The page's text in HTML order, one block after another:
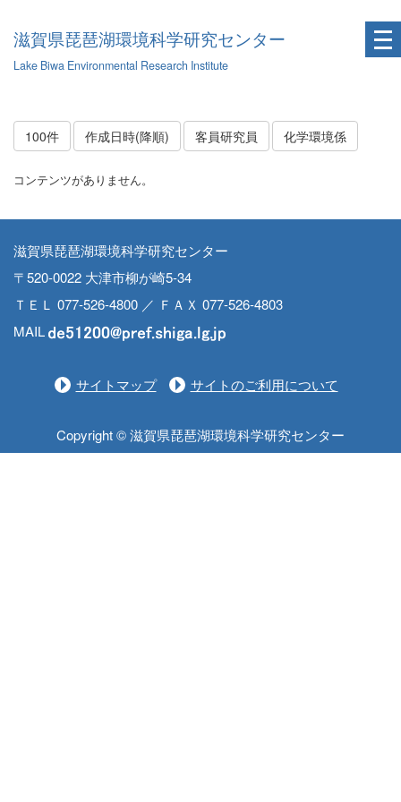
滋賀県琵琶湖環境科学研究センター
Lake Biwa Environmental Research Institute
100件 作成日時(降順) 客員研究員 化学環境係
コンテンツがありません。
滋賀県琵琶湖環境科学研究センター
〒520-0022 大津市柳が崎5-34
ＴＥＬ 077-526-4800 ／ ＦＡＸ 077-526-4803
MAIL
サイトマップ サイトのご利用について
Copyright © 滋賀県琵琶湖環境科学研究センター